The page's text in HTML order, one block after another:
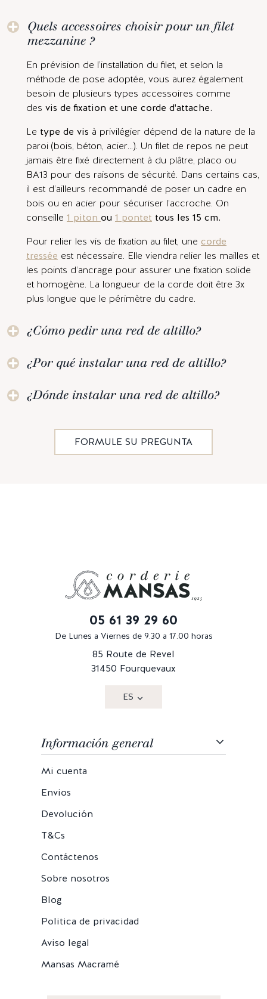
Quels accessoires choisir pour un filet
mezzanine ?
En prévision de l’installation du filet, et selon la
méthode de pose adoptée, vous aurez également
besoin de plusieurs types accessoires comme
des vis de fixation et une corde d'attache.
Le type de vis à privilégier dépend de la nature de la
paroi (bois, béton, acier...). Un filet de repos ne peut
jamais être fixé directement à du plâtre, placo ou
BA13 pour des raisons de sécurité. Dans certains cas,
il est d’ailleurs recommandé de poser un cadre en
bois ou en acier pour sécuriser l’accroche. On
conseille 1 piton ou 1 pontet tous les 15 cm.
Pour relier les vis de fixation au filet, une corde
tressée est nécessaire. Elle viendra relier les mailles et
les points d’ancrage pour assurer une fixation solide
et homogène. La longueur de la corde doit être 3x
plus longue que le périmètre du cadre.
¿Cómo pedir una red de altillo?
¿Por qué instalar una red de altillo?
¿Dónde instalar una red de altillo?
FORMULE SU PREGUNTA
05 61 39 29 60
De Lunes a Viernes de 9.30 a 17.00 horas
85 Route de Revel
31450 Fourquevaux
ES
Información general
Mi cuenta
Envios
Devolución
T&Cs
Contáctenos
Sobre nosotros
Blog
Politica de privacidad
Aviso legal
Mansas Macramé